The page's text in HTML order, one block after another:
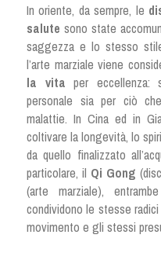
In oriente, da sempre, le
salute sono state
saggezza e lo stesso
l’arte marziale viene
la vita per
personale sia per ciò
malattie. In Cina ed in
coltivare la longevità, lo
da quello finalizzato
particolare, il Qi Gong
(arte marziale),
condividono le stesse
movimento e gli stessi